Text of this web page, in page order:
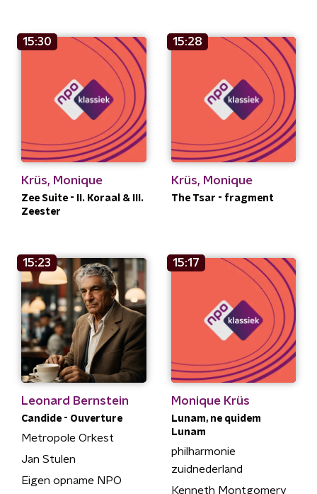
15:30
Krüs, Monique
Zee Suite - II. Koraal & III.
Zeester
15:28
Krüs, Monique
The Tsar - fragment
15:23
Leonard Bernstein
Candide - Ouverture
Metropole Orkest
Jan Stulen
Eigen opname NPO
15:17
Monique Krüs
Lunam, ne quidem
Lunam
philharmonie
zuidnederland
Kenneth Montgomery